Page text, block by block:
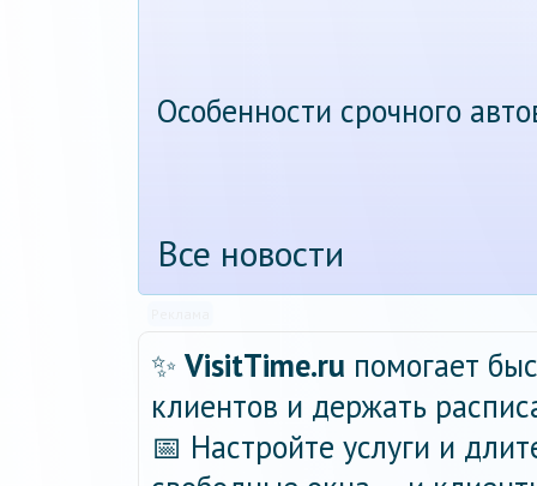
Особенности срочного
Все новости
✨ VisitTime.ru помогает
клиентов и держать
📅 Настройте услуги и